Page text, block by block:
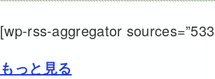
[wp-rss-aggregator
もっと見る